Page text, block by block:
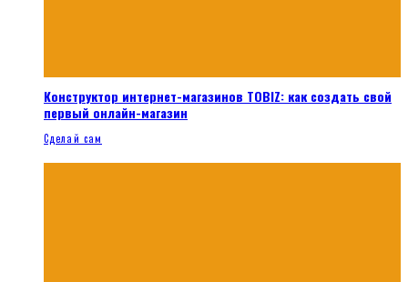
Конструктор интернет-магазинов TOBIZ: как создать свой
первый онлайн-магазин
Сделай сам